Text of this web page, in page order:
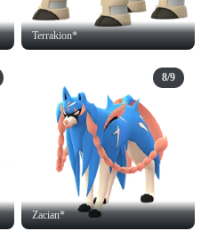
Terrakion*
Zacian*
8/9